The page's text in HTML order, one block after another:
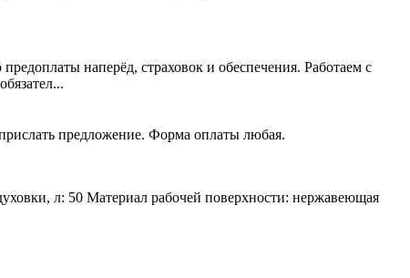
наперёд, страховок и обеспечения. Работаем с
предложение. Форма оплаты любая.
л: 50 Материал рабочей поверхности: нержавеющая